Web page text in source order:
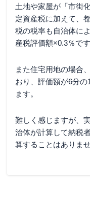
土地や家屋が「市街
定資産税に加えて、
税の税率も自治体に
産税評価額×0.3％です
また住宅用地の場合
おり、評価額が6分
ます。
難しく感じますが、
治体が計算して納税
算することはありませ